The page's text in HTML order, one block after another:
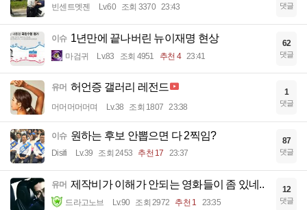
빈센트멧젠 Lv.60 조회 3370 23:43 댓글
이슈 1년만에 끝나버린 뉴이재명 현상
마검귀 Lv.83 조회 4951 추천 4 23:41
62
댓글
유머 허언증 갤러리 레전드
머머머머머며 Lv.38 조회 1807 23:38
1
댓글
이슈 원하는 후보 안뽑으면 다 2찍임?
Disifi Lv.39 조회 2453 추천 17 23:37
87
댓글
유머 제작비가 이해가 안되는 영화들이 좀 있네..
드라고노브 Lv.90 조회 2972 추천 1 23:35
12
댓글